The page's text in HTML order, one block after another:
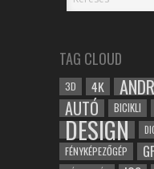
TAG CLOUD
3D 4K
AUTÓ BICIKLI
DESIGN
FÉNYKÉPEZŐGÉP